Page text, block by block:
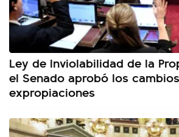
Ley de Inviolabilidad de la
el Senado aprobó los
expropiaciones